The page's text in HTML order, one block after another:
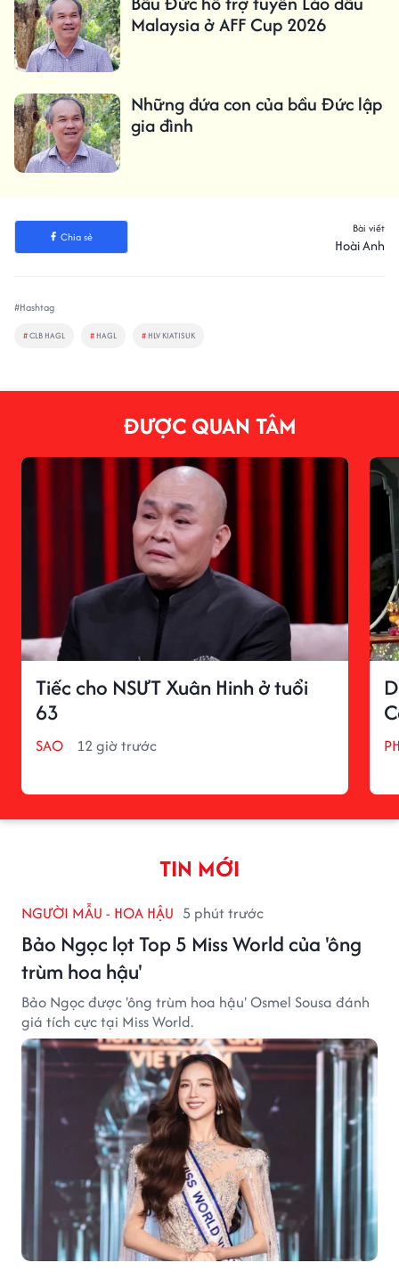
Malaysia ở AFF Cup 2026
Những đứa con của bầu Đức lập
gia đình
Chia sẻ
Bài viết
Hoài Anh
#Hashtag
#CLB HAGL # HAGL # HLV KIATISUK
ĐƯỢC QUAN TÂM
Tiếc cho NSƯT Xuân Hinh ở tuổi
63
SAO 12 giờ trước
TIN MỚI
NGƯỜI MẪU - HOA HẬU 5 phút trước
Bảo Ngọc lọt Top 5 Miss World của 'ông
trùm hoa hậu'
Bảo Ngọc được 'ông trùm hoa hậu' Osmel Sousa đánh
giá tích cực tại Miss World.